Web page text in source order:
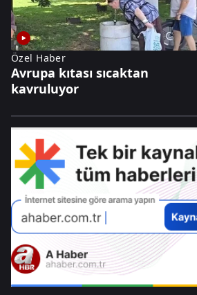
Özel Haber
Avrupa kıtası sıcaktan
kavruluyor